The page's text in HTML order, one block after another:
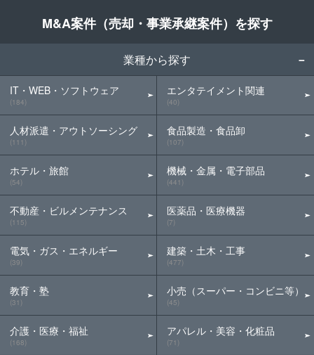
M&A案件（売却・事業承継案件）を探す
業種から探す
IT・WEB・ソフトウェア
(184)
人材派遣・アウトソーシング
(111)
ホテル・旅館
(54)
不動産・ビルメンテナンス
(115)
電気・ガス・エネルギー
(39)
教育・塾
(31)
介護・医療・福祉
(168)
エンタテイメント関連
(40)
食品製造・食品卸
(107)
機械・金属・電子部品
(441)
医薬品・医療機器
(7)
建築・土木・工事
(477)
小売（スーパー・コンビニ等）
(45)
アパレル・美容・化粧品
(71)